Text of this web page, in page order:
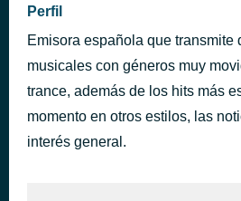
Talk to You
ANOTR
Ain’t It Fun
Perfil
Emisora española que transmite
musicales con géneros muy
trance, además de los hits más
momento en otros estilos, las
interés general.